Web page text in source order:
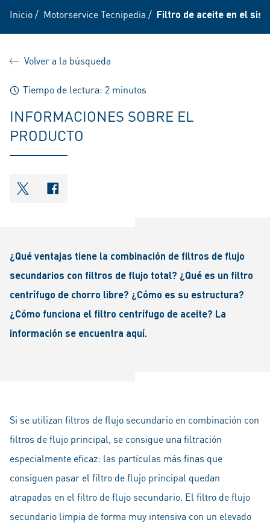
Inicio/ Motorservice Tecnipedia / Filtro de aceite en el
Volver a la búsqueda
Tiempo de lectura: 2 minutos
INFORMACIONES SOBRE EL
PRODUCTO
shareOntwitter
shareOnfacebook
¿Qué ventajas tiene la combinación de filtros de flujo
secundarios con filtros de flujo total? ¿Qué es un filtro
centrífugo de chorro libre? ¿Cómo es su estructura?
¿Cómo funciona el filtro centrífugo de aceite? La
información se encuentra aquí.
Si se utilizan filtros de flujo secundario en combinación con
filtros de flujo principal, se consigue una filtración
especialmente eficaz: las partículas más finas que
consiguen pasar el filtro de flujo principal quedan
atrapadas en el filtro de flujo secundario. El filtro de flujo
secundario limpia de forma muy intensiva con un elevado